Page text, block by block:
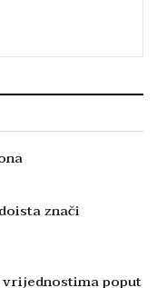
znači
vrijednostima poput